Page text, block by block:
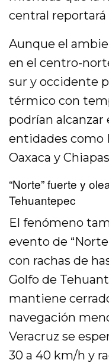
central reportará
Aunque el
en el centro-
sur y occidente
térmico con
podrían alcanzar
entidades como
Oaxaca y
“Norte” fuerte y
Tehuantepec
El fenómeno
evento de
con rachas de
Golfo de
mantiene
navegación
Veracruz se
30 a 40 km/h y